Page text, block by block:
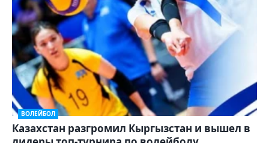
ВОЛЕЙБОЛ
Казахстан разгромил Кыргызстан и вышел в